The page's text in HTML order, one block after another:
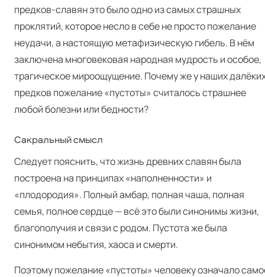
предков-славян это было одно из самых страшных
проклятий, которое несло в себе не просто пожелание
неудачи, а настоящую метафизическую гибель. В нём
заключена многовековая народная мудрость и особое,
трагическое мироощущение. Почему же у наших
предков пожелание «пустоты» считалось страшнее
любой болезни или бедности?
Сакральный смысл
Следует пояснить, что жизнь древних славян была
построена на принципах «наполненности» и
«плодородия». Полный амбар, полная чаша, полная
семья, полное сердце — всё это были синонимы жизни,
благополучия и связи с родом. Пустота же была
синонимом небытия, хаоса и смерти.
Поэтому пожелание «пустоты» человеку означало